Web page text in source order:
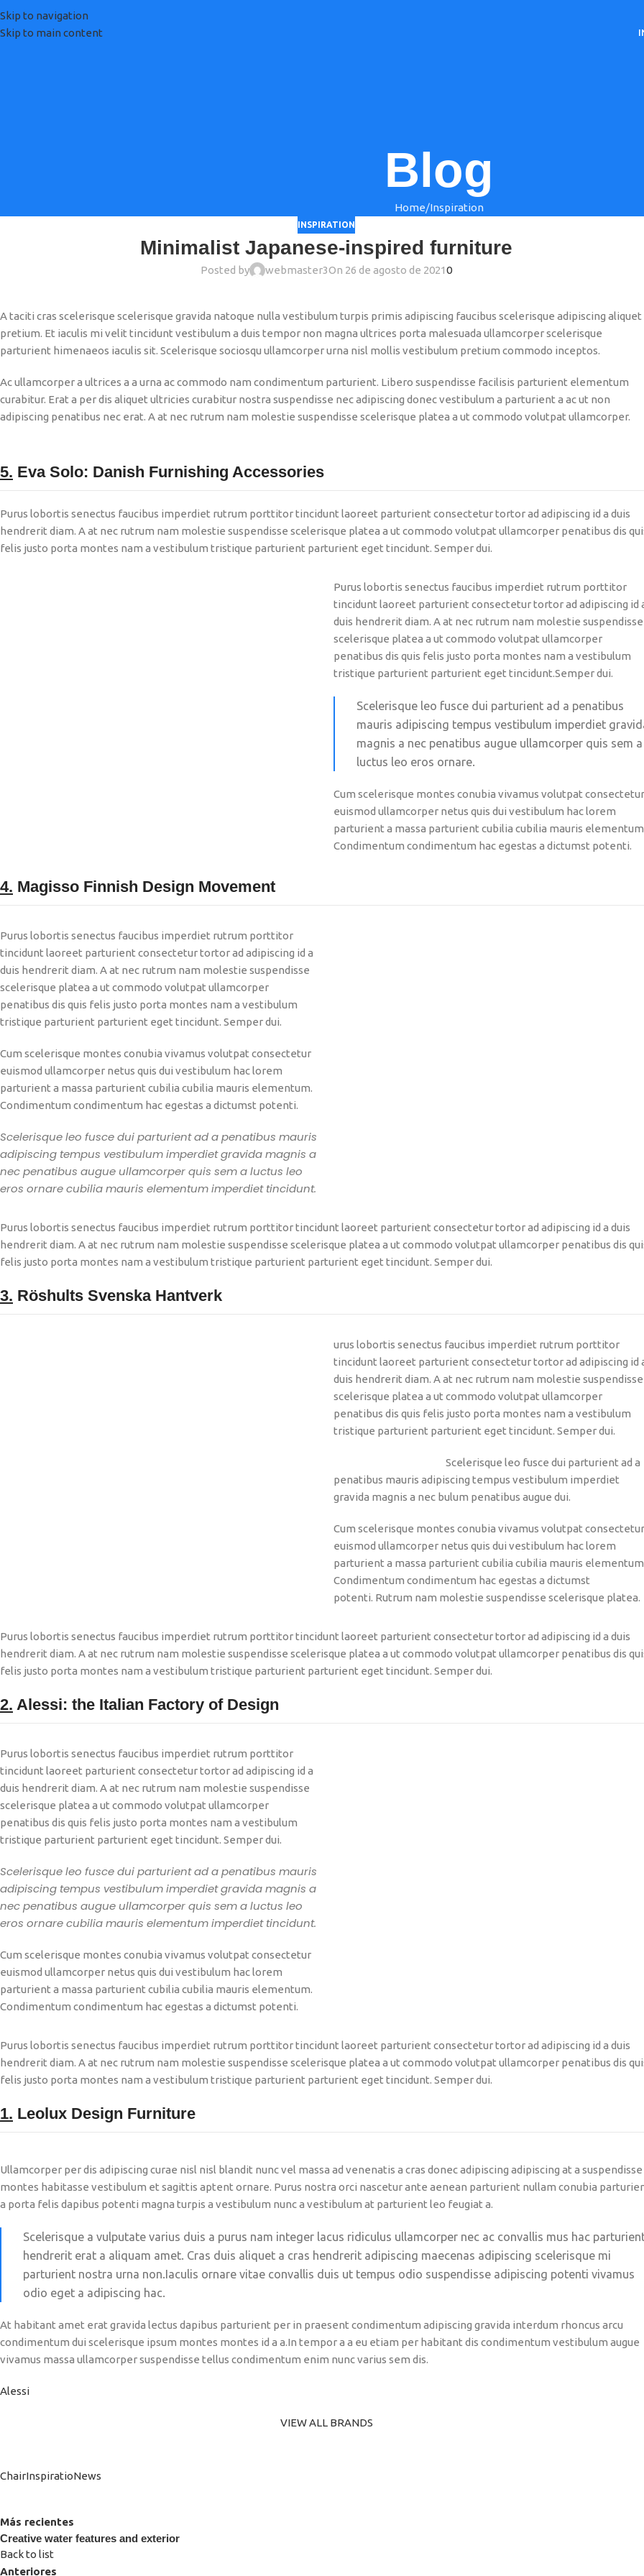
Skip to navigation
Skip to main content
Blog
Home Inspiration
INSPIRATION
Minimalist Japanese-inspired furniture
Posted by webmaster3On 26 de agosto de 20210
A taciti cras scelerisque scelerisque gravida natoque nulla vestibulum turpis primis adipiscing faucibus scelerisque adipiscing aliquet
pretium. Et iaculis mi velit tincidunt vestibulum a duis tempor non magna ultrices porta malesuada ullamcorper scelerisque
parturient himenaeos iaculis sit. Scelerisque sociosqu ullamcorper urna nisl mollis vestibulum pretium commodo inceptos.
Ac ullamcorper a ultrices a a urna ac commodo nam condimentum parturient. Libero suspendisse facilisis parturient elementum
curabitur. Erat a per dis aliquet ultricies curabitur nostra suspendisse nec adipiscing donec vestibulum a parturient a ac ut non
adipiscing penatibus nec erat. A at nec rutrum nam molestie suspendisse scelerisque platea a ut commodo volutpat ullamcorper.
5. Eva Solo: Danish Furnishing Accessories
Purus lobortis senectus faucibus imperdiet rutrum porttitor tincidunt laoreet parturient consectetur tortor ad adipiscing id a duis
hendrerit diam. A at nec rutrum nam molestie suspendisse scelerisque platea a ut commodo volutpat ullamcorper penatibus dis
felis justo porta montes nam a vestibulum tristique parturient parturient eget tincidunt. Semper dui.
Purus lobortis senectus faucibus imperdiet rutrum porttitor
tincidunt laoreet parturient consectetur tortor ad adipiscing id
duis hendrerit diam. A at nec rutrum nam molestie suspendisse
scelerisque platea a ut commodo volutpat ullamcorper
penatibus dis quis felis justo porta montes nam a vestibulum
tristique parturient parturient eget tincidunt.Semper dui.
Scelerisque leo fusce dui parturient ad a penatibus
mauris adipiscing tempus vestibulum imperdiet
magnis a nec penatibus augue ullamcorper quis sem a
luctus leo eros ornare.
Cum scelerisque montes conubia vivamus volutpat consectetur
euismod ullamcorper netus quis dui vestibulum hac lorem
parturient a massa parturient cubilia cubilia mauris
Condimentum condimentum hac egestas a dictumst potenti.
4. Magisso Finnish Design Movement
Purus lobortis senectus faucibus imperdiet rutrum porttitor
tincidunt laoreet parturient consectetur tortor ad adipiscing id a
duis hendrerit diam. A at nec rutrum nam molestie suspendisse
scelerisque platea a ut commodo volutpat ullamcorper
penatibus dis quis felis justo porta montes nam a vestibulum
tristique parturient parturient eget tincidunt. Semper dui.
Cum scelerisque montes conubia vivamus volutpat consectetur
euismod ullamcorper netus quis dui vestibulum hac lorem
parturient a massa parturient cubilia cubilia mauris elementum.
Condimentum condimentum hac egestas a dictumst potenti.
Scelerisque leo fusce dui parturient ad a penatibus mauris
adipiscing tempus vestibulum imperdiet gravida magnis a
nec penatibus augue ullamcorper quis sem a luctus leo
eros ornare cubilia mauris elementum imperdiet tincidunt.
Purus lobortis senectus faucibus imperdiet rutrum porttitor tincidunt laoreet parturient consectetur tortor ad adipiscing id a duis
hendrerit diam. A at nec rutrum nam molestie suspendisse scelerisque platea a ut commodo volutpat ullamcorper penatibus dis
felis justo porta montes nam a vestibulum tristique parturient parturient eget tincidunt. Semper dui.
3. Röshults Svenska Hantverk
urus lobortis senectus faucibus imperdiet rutrum porttitor
tincidunt laoreet parturient consectetur tortor ad adipiscing id
duis hendrerit diam. A at nec rutrum nam molestie suspendisse
scelerisque platea a ut commodo volutpat ullamcorper
penatibus dis quis felis justo porta montes nam a vestibulum
tristique parturient parturient eget tincidunt. Semper dui.
Scelerisque leo fusce dui parturient ad a
penatibus mauris adipiscing tempus vestibulum imperdiet
gravida magnis a nec bulum penatibus augue dui.
Cum scelerisque montes conubia vivamus volutpat consectetur
euismod ullamcorper netus quis dui vestibulum hac lorem
parturient a massa parturient cubilia cubilia mauris
Condimentum condimentum hac egestas a dictumst
potenti. Rutrum nam molestie suspendisse scelerisque platea.
Purus lobortis senectus faucibus imperdiet rutrum porttitor tincidunt laoreet parturient consectetur tortor ad adipiscing id a duis
hendrerit diam. A at nec rutrum nam molestie suspendisse scelerisque platea a ut commodo volutpat ullamcorper penatibus dis
felis justo porta montes nam a vestibulum tristique parturient parturient eget tincidunt. Semper dui.
2. Alessi: the Italian Factory of Design
Purus lobortis senectus faucibus imperdiet rutrum porttitor
tincidunt laoreet parturient consectetur tortor ad adipiscing id a
duis hendrerit diam. A at nec rutrum nam molestie suspendisse
scelerisque platea a ut commodo volutpat ullamcorper
penatibus dis quis felis justo porta montes nam a vestibulum
tristique parturient parturient eget tincidunt. Semper dui.
Scelerisque leo fusce dui parturient ad a penatibus mauris
adipiscing tempus vestibulum imperdiet gravida magnis a
nec penatibus augue ullamcorper quis sem a luctus leo
eros ornare cubilia mauris elementum imperdiet tincidunt.
Cum scelerisque montes conubia vivamus volutpat consectetur
euismod ullamcorper netus quis dui vestibulum hac lorem
parturient a massa parturient cubilia cubilia mauris elementum.
Condimentum condimentum hac egestas a dictumst potenti.
Purus lobortis senectus faucibus imperdiet rutrum porttitor tincidunt laoreet parturient consectetur tortor ad adipiscing id a duis
hendrerit diam. A at nec rutrum nam molestie suspendisse scelerisque platea a ut commodo volutpat ullamcorper penatibus dis
felis justo porta montes nam a vestibulum tristique parturient parturient eget tincidunt. Semper dui.
1. Leolux Design Furniture
Ullamcorper per dis adipiscing curae nisl nisl blandit nunc vel massa ad venenatis a cras donec adipiscing adipiscing at a suspendisse
montes habitasse vestibulum et sagittis aptent ornare. Purus nostra orci nascetur ante aenean parturient nullam conubia
a porta felis dapibus potenti magna turpis a vestibulum nunc a vestibulum at parturient leo feugiat a.
Scelerisque a vulputate varius duis a purus nam integer lacus ridiculus ullamcorper nec ac convallis mus hac
hendrerit erat a aliquam amet. Cras duis aliquet a cras hendrerit adipiscing maecenas adipiscing scelerisque mi
parturient nostra urna non.Iaculis ornare vitae convallis duis ut tempus odio suspendisse adipiscing potenti vivamus
odio eget a adipiscing hac.
At habitant amet erat gravida lectus dapibus parturient per in praesent condimentum adipiscing gravida interdum rhoncus arcu
condimentum dui scelerisque ipsum montes montes id a a.In tempor a a eu etiam per habitant dis condimentum vestibulum augue
vivamus massa ullamcorper suspendisse tellus condimentum enim nunc varius sem dis.
Alessi
VIEW ALL BRANDS
ChairInspiratioNews
Más recientes
Creative water features and exterior
Back to list
Anteriores